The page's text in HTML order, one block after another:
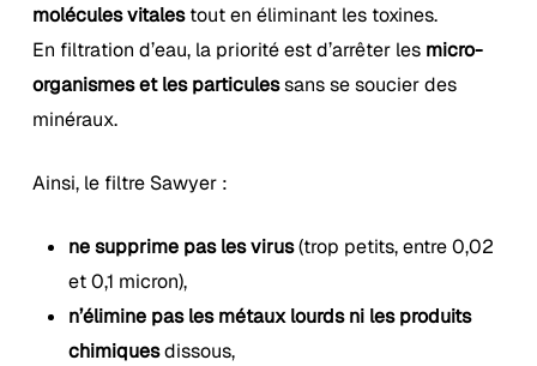
molécules vitalestout en éliminant les toxines.
En filtration d’eau, la priorité est d’arrêter les micro-
organismes et les particulessans se soucier des
minéraux.
Ainsi, le filtre Sawyer :
ne supprime pas les virus(trop petits, entre 0,02
et 0,1 micron),
n’élimine pas les métaux lourds ni les produits
chimiquesdissous,